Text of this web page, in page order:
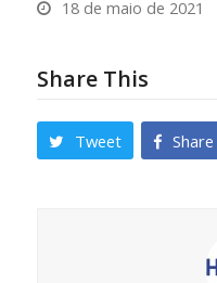
18 de maio de 2021
Share This
Tweet Share